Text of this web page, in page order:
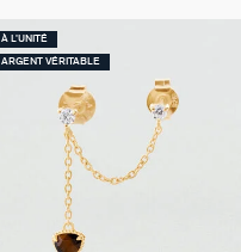
À L'UNITÉ
ARGENT VÉRITABLE